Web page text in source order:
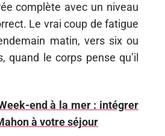
complète avec un niveau
Le vrai coup de fatigue
matin, vers six ou
quand le corps pense qu’il
end à la mer : intégrer
à votre séjour